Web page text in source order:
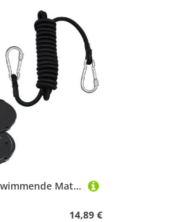
Ujjdwiurgh Schwimmende Matte Tether Floating Water Matte Tether Kits f¨¹r Alle Schaumstoffwasserpolster Tragbare Schwimmende Matte Grommet Kit, Schwimmende Matten
14,89 €